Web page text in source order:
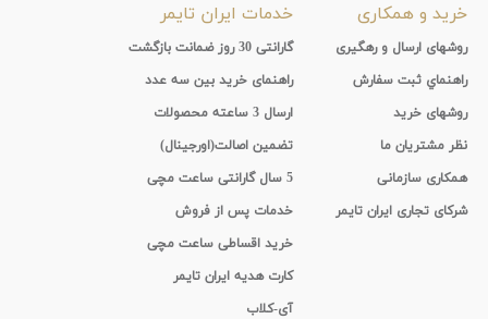
خرید و همکاری
روشهای ارسال و رهگیری
راهنماي ثبت سفارش
روشهای خرید
نظر مشتریان ما
همکاری سازمانی
شرکای تجاری ایران تایمر
خدمات ایران تایمر
گارانتی 30 روز ضمانت بازگشت
راهنمای خرید بین سه عدد
ارسال 3 ساعته محصولات
تضمین اصالت(اورجینال)
5 سال گارانتی ساعت مچی
خدمات پس از فروش
خرید اقساطی ساعت مچی
کارت هدیه ایران تایمر
آی-کلاب